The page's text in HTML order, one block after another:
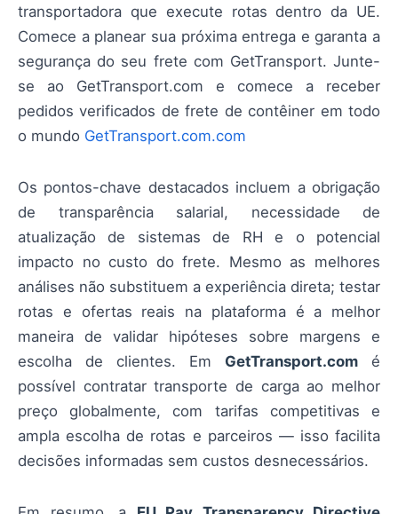
transportadora que execute rotas dentro da UE.
Comece a planear sua próxima entrega e garanta a
segurança do seu frete com GetTransport. Junte-
se ao GetTransport.com e comece a receber
pedidos verificados de frete de contêiner em todo
o mundo GetTransport.com.com
Os pontos-chave destacados incluem a obrigação
de transparência salarial, necessidade de
atualização de sistemas de RH e o potencial
impacto no custo do frete. Mesmo as melhores
análises não substituem a experiência direta; testar
rotas e ofertas reais na plataforma é a melhor
maneira de validar hipóteses sobre margens e
escolha de clientes. Em GetTransport.com é
possível contratar transporte de carga ao melhor
preço globalmente, com tarifas competitivas e
ampla escolha de rotas e parceiros — isso facilita
decisões informadas sem custos desnecessários.